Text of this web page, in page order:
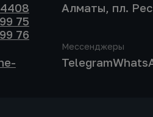
75
76
Алматы, пл.
Мессенджеры
Telegram